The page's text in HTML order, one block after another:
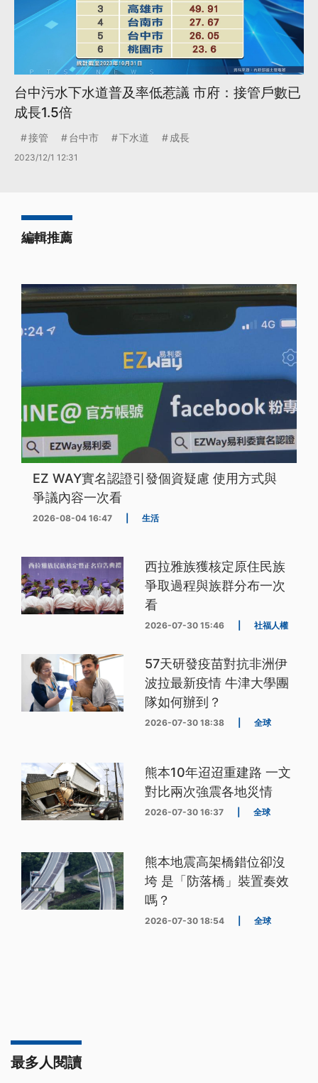
台中污水下水道普及率低惹議 市府：接管戶數已
成長1.5倍
接管 台中市 下水道 成長
2023/12/1 12:31
編輯推薦
EZ WAY實名認證引發個資疑慮 使用方式與
爭議內容一次看
2026-08-04 16:47 生活
西拉雅族獲核定原住民族
爭取過程與族群分布一次
看
2026-07-30 15:46 社福人權
57天研發疫苗對抗非洲伊
波拉最新疫情 牛津大學團
隊如何辦到？
2026-07-30 18:38 全球
熊本10年迢迢重建路 一文
對比兩次強震各地災情
2026-07-30 16:37 全球
熊本地震高架橋錯位卻沒
垮 是「防落橋」裝置奏效
嗎？
2026-07-30 18:54 全球
最多人閱讀